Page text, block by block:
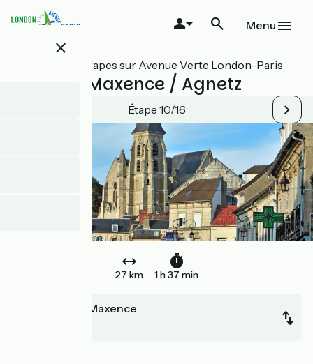
au
close
Menu
Toutes les étapes sur Avenue Verte London-Paris
Pont Ste Maxence / Agnetz
Étape 10/16
27 km 1 h 37 min
Pont-Ste-Maxence